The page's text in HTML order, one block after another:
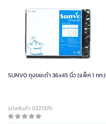
SUNVO ถุงขยะดำ 36x45 นิ้ว (แพ็ค 1 กก.)
รหัสสินค้า 0321970